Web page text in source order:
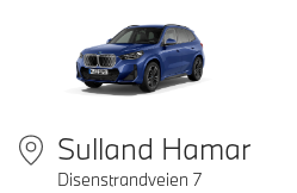
Sulland Hamar
Disenstrandveien 7